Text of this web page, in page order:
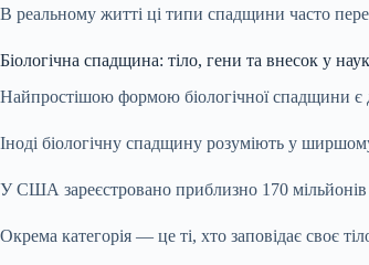
В реальному житті ці типи спадщини часто
Біологічна спадщина: тіло, гени та внесок у
Найпростішою формою біологічної спадщини є
Іноді біологічну спадщину розуміють у
У США зареєстровано приблизно 170
Окрема категорія — це ті, хто заповідає своє